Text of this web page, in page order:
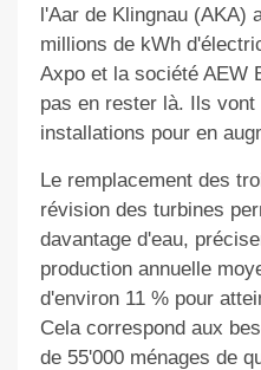
l'Aar de Klingnau (AKA)
millions de kWh
Axpo et la société AEW
pas en rester là. Ils
installations pour en
Le remplacement des
révision des turbines
davantage d'eau,
production annuelle
d'environ 11 % pour
Cela correspond aux
de 55'000 ménages de